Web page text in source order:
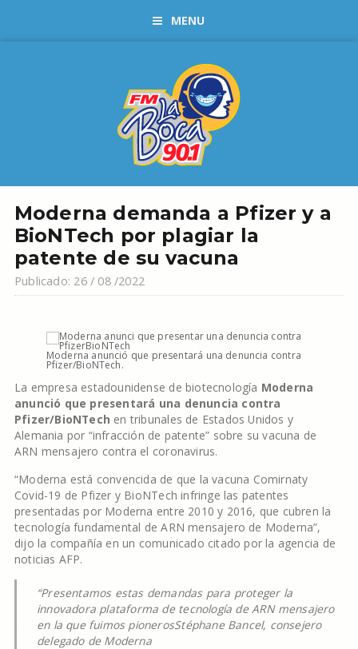
MENU
Moderna demanda a Pfizer y a
BioNTech por plagiar la
patente de su vacuna
Publicado: 26 / 08 /2022
Moderna anunció que presentará una denuncia contra
Pfizer/BioNTech.
La empresa estadounidense de biotecnología Moderna
anunció que presentará una denuncia contra
Pfizer/BioNTech en tribunales de Estados Unidos y
Alemania por “infracción de patente” sobre su vacuna de
ARN mensajero contra el coronavirus.
“Moderna está convencida de que la vacuna Comirnaty
Covid-19 de Pfizer y BioNTech infringe las patentes
presentadas por Moderna entre 2010 y 2016, que cubren la
tecnología fundamental de ARN mensajero de Moderna”,
dijo la compañía en un comunicado citado por la agencia de
noticias AFP.
“Presentamos estas demandas para proteger la
innovadora plataforma de tecnología de ARN mensajero
en la que fuimos pionerosStéphane Bancel, consejero
delegado de Moderna